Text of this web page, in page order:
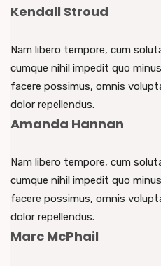
Kendall Stroud
Nam libero tempore, cum
cumque nihil impedit quo
facere possimus, omnis
dolor repellendus.
Amanda Hannan
Nam libero tempore, cum
cumque nihil impedit quo
facere possimus, omnis
dolor repellendus.
Marc McPhail